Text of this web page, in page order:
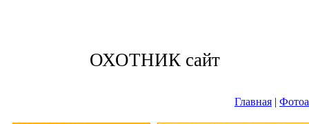
ОХОТНИК сайт
Главная |